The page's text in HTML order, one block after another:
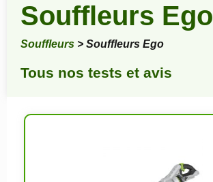
Souffleurs Ego
Souffleurs > Souffleurs Ego
Tous nos tests et avis